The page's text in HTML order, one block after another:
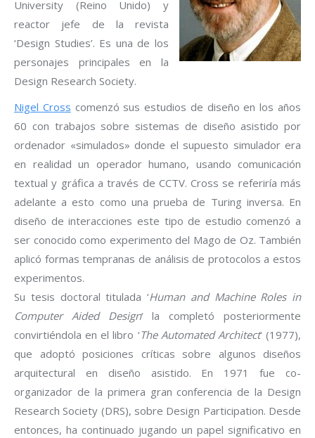
University (Reino Unido) y
reactor jefe de la revista
‘Design Studies’. Es una de los
personajes principales en la
Design Research Society.
Nigel Cross comenzó sus estudios de diseño en los años
60 con trabajos sobre sistemas de diseño asistido por
ordenador «simulados» donde el supuesto simulador era
en realidad un operador humano, usando comunicación
textual y gráfica a través de CCTV. Cross se referiría más
adelante a esto como una prueba de Turing inversa. En
diseño de interacciones este tipo de estudio comenzó a
ser conocido como experimento del Mago de Oz. También
aplicó formas tempranas de análisis de protocolos a estos
experimentos.
Su tesis doctoral titulada ‘Human and Machine Roles in
Computer Aided Design‘ la completó posteriormente
convirtiéndola en el libro ‘The Automated Architect‘ (1977),
que adoptó posiciones críticas sobre algunos diseños
arquitectural en diseño asistido. En 1971 fue co-
organizador de la primera gran conferencia de la Design
Research Society (DRS), sobre Design Participation. Desde
entonces, ha continuado jugando un papel significativo en